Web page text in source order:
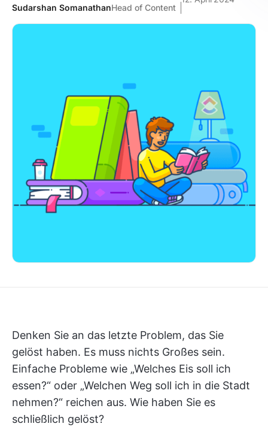
Sudarshan SomanathanHead of Content
Denken Sie an das letzte Problem, das Sie
gelöst haben. Es muss nichts Großes sein.
Einfache Probleme wie „Welches Eis soll ich
essen?“ oder „Welchen Weg soll ich in die Stadt
nehmen?“ reichen aus. Wie haben Sie es
schließlich gelöst?